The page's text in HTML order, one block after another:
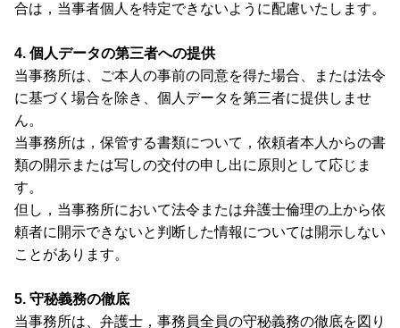
合は，当事者個人を特定できないように配慮いたします。
4. 個人データの第三者への提供
当事務所は、ご本人の事前の同意を得た場合、または法令
に基づく場合を除き、個人データを第三者に提供しませ
ん。
当事務所は，保管する書類について，依頼者本人からの書
類の開示または写しの交付の申し出に原則として応じま
す。
但し，当事務所において法令または弁護士倫理の上から依
頼者に開示できないと判断した情報については開示しない
ことがあります。
5. 守秘義務の徹底
当事務所は、弁護士，事務員全員の守秘義務の徹底を図り